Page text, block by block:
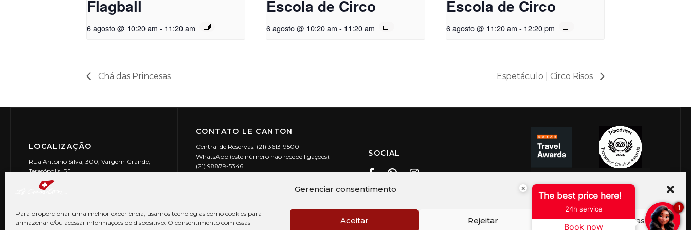
Gerenciar consentimento
Para proporcionar uma melhor experiência, usamos tecnologias como cookies para
armazenar e/ou acessar informações do dispositivo. O consentimento com essas
Aceitar Rejeitar Ver preferências
Flagball
6 agosto @ 10:20 am - 11:20 am
Escola de Circo
6 agosto @ 10:20 am - 11:20 am
Escola de Circo
6 agosto @ 11:20 am - 12:20 pm
Chá das Princesas Espetáculo | Circo Risos
LOCALIZAÇÃO
Rua Antonio Silva, 300, Vargem Grande,
Teresópolis, RJ
CEP: 25990-150
CONTATO LE CANTON
Central de Reservas: (21) 3613-9500
WhatsApp (este número não recebe ligações):
(21) 98879-5346
SOCIAL
×
The best price here!
24h service
Book now
1